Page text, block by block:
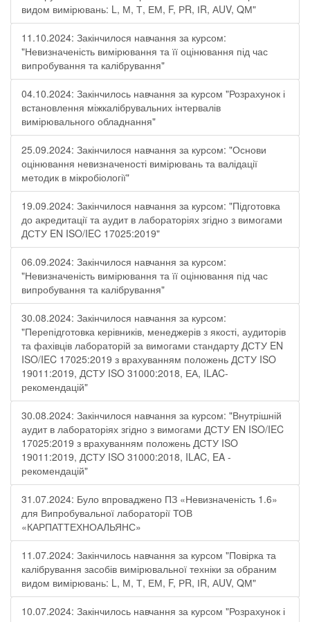
видом вимірювань: L, М, Т, ЕМ, F, РR, ІR, АUV, QМ"
11.10.2024: Закінчилося навчання за курсом:
"Невизначеність вимірювання та її оцінювання під час
випробування та калібрування"
04.10.2024: Закінчилось навчання за курсом "Розрахунок і
встановлення міжкалібрувальних інтервалів
вимірювального обладнання"
25.09.2024: Закінчилося навчання за курсом: "Основи
оцінювання невизначеності вимірювань та валідації
методик в мікробіології"
19.09.2024: Закінчилося навчання за курсом: "Підготовка
до акредитації та аудит в лабораторіях згідно з вимогами
ДСТУ EN ISO/IEC 17025:2019"
06.09.2024: Закінчилося навчання за курсом:
"Невизначеність вимірювання та її оцінювання під час
випробування та калібрування"
30.08.2024: Закінчилося навчання за курсом:
"Перепідготовка керівників, менеджерів з якості, аудиторів
та фахівців лабораторій за вимогами стандарту ДСТУ EN
ISO/IEC 17025:2019 з врахуванням положень ДСТУ ISO
19011:2019, ДСТУ ISO 31000:2018, ЕА, ILAC-
рекомендацій"
30.08.2024: Закінчилося навчання за курсом: "Внутрішній
аудит в лабораторіях згідно з вимогами ДСТУ EN ISO/IEC
17025:2019 з врахуванням положень ДСТУ ISO
19011:2019, ДСТУ ISO 31000:2018, ILAC, EA -
рекомендацій"
31.07.2024: Було впроваджено ПЗ «Невизначеність 1.6»
для Випробувальної лабораторії ТОВ
«КАРПАТТЕХНОАЛЬЯНС»
11.07.2024: Закінчилось навчання за курсом "Повірка та
калібрування засобів вимірювальної техніки за обраним
видом вимірювань: L, М, Т, ЕМ, F, РR, ІR, АUV, QМ"
10.07.2024: Закінчилось навчання за курсом "Розрахунок і